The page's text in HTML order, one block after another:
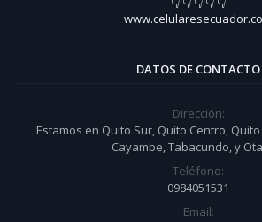
DATOS DE CONTACTO
Dirección:
Estamos en Quito Sur, Quito Centro,
Cayambe, Tabacundo, y
Teléfono:
0984051531
Email: